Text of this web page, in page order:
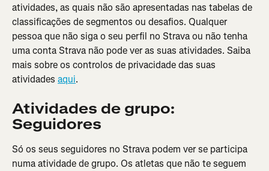
atividades, as quais não são apresentadas nas tabelas de
classificações de segmentos ou desafios. Qualquer
pessoa que não siga o seu perfil no Strava ou não tenha
uma conta Strava não pode ver as suas atividades. Saiba
mais sobre os controlos de privacidade das suas
atividades aqui.
Atividades de grupo:
Seguidores
Só os seus seguidores no Strava podem ver se participa
numa atividade de grupo. Os atletas que não te seguem